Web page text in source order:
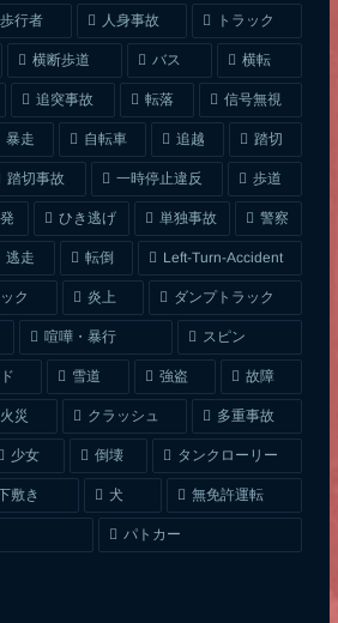
歩行者 人身事故 トラック
横断歩道 バス 横転
追突事故 転落 信号無視
暴走 自転車 追越 踏切
踏切事故 一時停止違反 歩道
ひき逃げ 単独事故 警察
逃走 転倒 Left-Turn-Accident
ク 炎上 ダンプトラック
喧嘩・暴行 スピン
雪道 強盗 故障
火災 クラッシュ 多重事故
少女 倒壊 タンクローリー
敷き 犬 無免許運転
パトカー